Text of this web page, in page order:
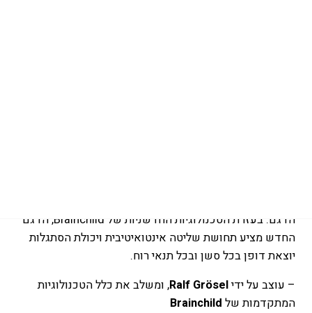
הדגם. בעזרת הטכנולוגיות החדשניות של Brainchild, הדגם
החדש מציע תחושת שליטה אינטואיטיבית ויכולת הסתגלות
יוצאת דופן בכל סשן ובכל תנאי רוח.
– עוצב על ידיRalf Grösel, ומשלב את כלל הטכנולוגיות
המתקדמות של Brainchild